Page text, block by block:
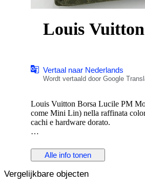
Louis
Vertaal naar Nederlands
Wordt vertaald door Google
Louis Vuitton Borsa Lucile PM
come Mini Lin) nella raffinata
cachi e hardware dorato.
caldo. Chiusura superiore con zip
Condizioni: Eccellenti, lievi segni
Alle info tonen
Vergelijkbare objecten